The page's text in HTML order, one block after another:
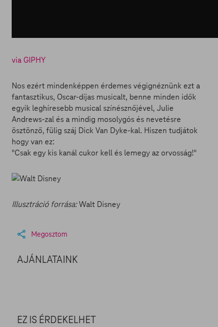
via GIPHY
Nos ezért mindenképpen érdemes végignéznünk ezt a
fantasztikus, Oscar-díjas musicalt, benne minden idők
egyik leghíresebb musical színésznőjével, Julie
Andrews-zal és a mindig mosolygós és nevetésre
ösztönző, fülig száj Dick Van Dyke-kal. Hiszen tudjátok
hogy van ez:
"Csak egy kis kanál cukor kell és lemegy az orvosság!"
Illusztráció forrása:Walt Disney
Megosztom
AJÁNLATAINK
EZ IS ÉRDEKELHET